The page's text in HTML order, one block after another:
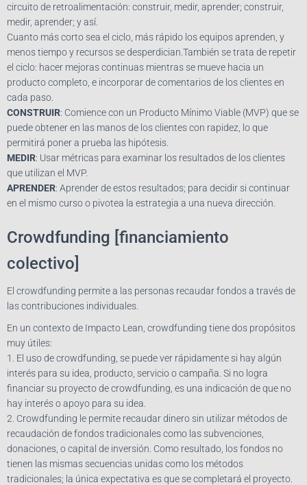
circuito de retroalimentación: construir, medir, aprender; construir,
medir, aprender; y así.
Cuanto más corto sea el ciclo, más rápido los equipos aprenden, y
menos tiempo y recursos se desperdician.También se trata de repetir
el ciclo: hacer mejoras continuas mientras se mueve hacia un
producto completo, e incorporar de comentarios de los clientes en
cada paso.
CONSTRUIR: Comience con un Producto Mínimo Viable (MVP) que se
puede obtener en las manos de los clientes con rapidez, lo que
permitirá poner a prueba las hipótesis.
MEDIR: Usar métricas para examinar los resultados de los clientes
que utilizan el MVP.
APRENDER: Aprender de estos resultados; para decidir si continuar
en el mismo curso o pivotea la estrategia a una nueva dirección.
Crowdfunding [financiamiento
colectivo]
El crowdfunding permite a las personas recaudar fondos a través de
las contribuciones individuales.
En un contexto de Impacto Lean, crowdfunding tiene dos propósitos
muy útiles:
1. El uso de crowdfunding, se puede ver rápidamente si hay algún
interés para su idea, producto, servicio o campaña. Si no logra
financiar su proyecto de crowdfunding, es una indicación de que no
hay interés o apoyo para su idea.
2. Crowdfunding le permite recaudar dinero sin utilizar métodos de
recaudación de fondos tradicionales como las subvenciones,
donaciones, o capital de inversión. Como resultado, los fondos no
tienen las mismas secuencias unidas como los métodos
tradicionales; la única expectativa es que se completará el proyecto.